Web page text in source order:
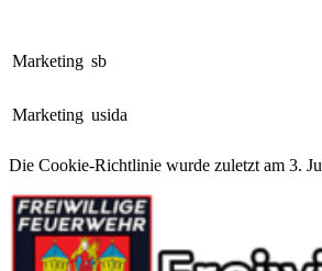
Marketing sb
Marketing usida
Die Cookie-Richtlinie wurde zuletzt am 3.